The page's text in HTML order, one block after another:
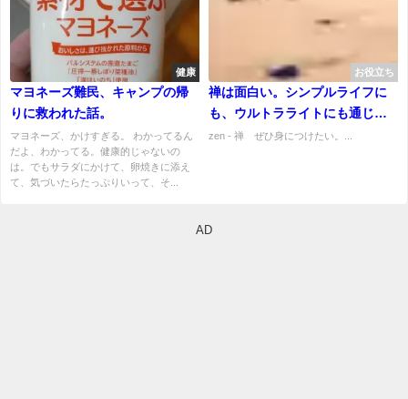
健康
マヨネーズ難民、キャンプの帰
りに救われた話。
マヨネーズ、かけすぎる。 わかってるん
だよ、わかってる。健康的じゃないの
は。でもサラダにかけて、卵焼きに添え
て、気づいたらたっぷりいって、そ...
お役立ち
禅は面白い。シンプルライフに
も、ウルトラライトにも通じて
いた。
zen - 禅 ぜひ身につけたい。...
AD